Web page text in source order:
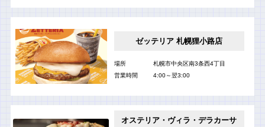
ゼッテリア 札幌狸小路店
場所
札幌市中央区南3条西4丁目
営業時間
4:00～翌3:00
オステリア・ヴィラ・デラカーサ